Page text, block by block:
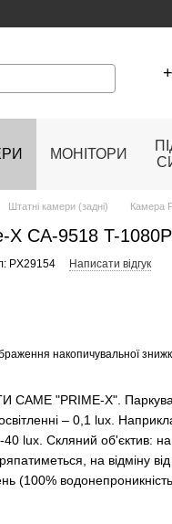
МОНІТОРИ
Штатні камери (задні) Камера
X CA-9518 T-1080P
PX29154 Написати відгук
накопичувальної
"PRIME-X".
– 0,1 lux.
40 lux. Скляний об'єктив:
на відміну
(100%